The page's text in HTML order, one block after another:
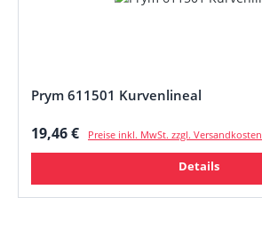
Prym 611501 Kurvenlineal
Regulärer Preis:
19,46 € Preise inkl. MwSt. zzgl. Versandkosten
Details